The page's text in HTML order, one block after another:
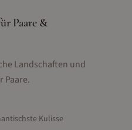
Paare &
Landschaften und
Paare.
Kulisse